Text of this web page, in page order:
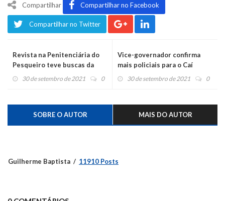
Compartilhar Compartilhar no Facebook
Compartilhar no Twitter
Revista na Penitenciária do
Pesqueiro teve buscas da
Operação contra o Golpe do
30 de setembro de 2021 0
Vice-governador confirma
mais policiais para o Caí
30 de setembro de 2021 0
SOBRE O AUTOR MAIS DO AUTOR
Guilherme Baptista 11910 Posts